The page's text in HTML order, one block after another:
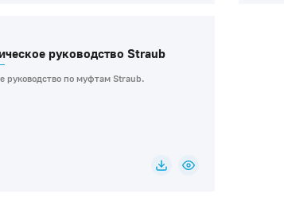
руководство Straub
руководство по муфтам Straub.